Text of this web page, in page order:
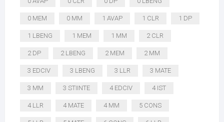
0 MEM 0 MM 1 AVAP 1 CLR 1 DP
1 LBENG 1 MEM 1 MM 2 CLR
2 DP 2 LBENG 2 MEM 2 MM
3 EDCIV 3 LBENG 3 LLR 3 MATE
3 MM 3 STIINTE 4 EDCIV 4 IST
4 LLR 4 MATE 4 MM 5 CONS